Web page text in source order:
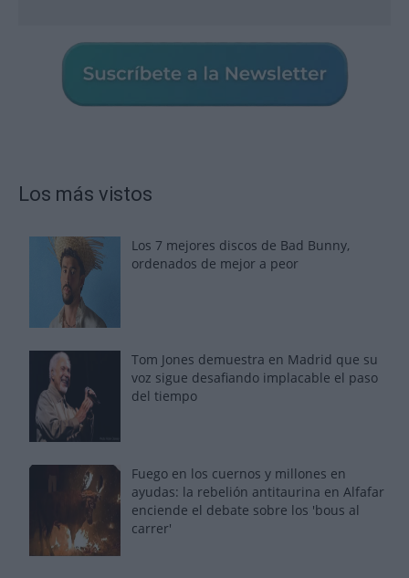
Los más vistos
Los 7 mejores discos de Bad Bunny,
ordenados de mejor a peor
Tom Jones demuestra en Madrid que su
voz sigue desafiando implacable el paso
del tiempo
Fuego en los cuernos y millones en
ayudas: la rebelión antitaurina en Alfafar
enciende el debate sobre los 'bous al
carrer'